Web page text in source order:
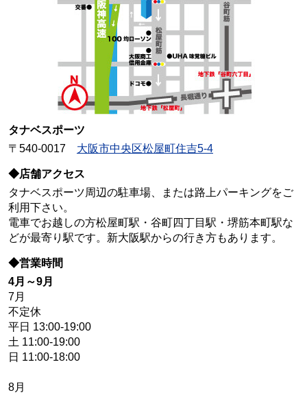
タナベスポーツ
〒540-0017 大阪市中央区松屋町住吉5-4
◆店舗アクセス
タナベスポーツ周辺の駐車場、または路上パーキングをご
利用下さい。
電車でお越しの方松屋町駅・谷町四丁目駅・堺筋本町駅な
どが最寄り駅です。新大阪駅からの行き方もあります。
◆営業時間
4月～9月
7月
不定休
平日 13:00-19:00
土 11:00-19:00
日 11:00-18:00
8月